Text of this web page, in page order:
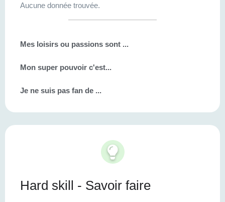
Aucune donnée trouvée.
Mes loisirs ou passions sont ...
Mon super pouvoir c'est...
Je ne suis pas fan de ...
Hard skill - Savoir faire